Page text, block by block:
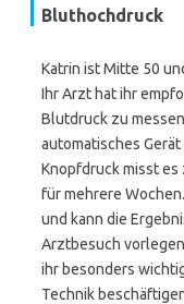
Bluthochdruck
Katrin ist Mitte 50
Ihr Arzt hat ihr
Blutdruck zu
automatisches
Knopfdruck misst
für mehrere
und kann die
Arztbesuch
ihr besonders
Technik